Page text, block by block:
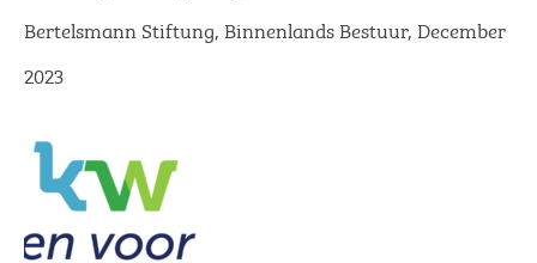
Bertelsmann Stiftung, Binnenlands Bestuur, December
2023